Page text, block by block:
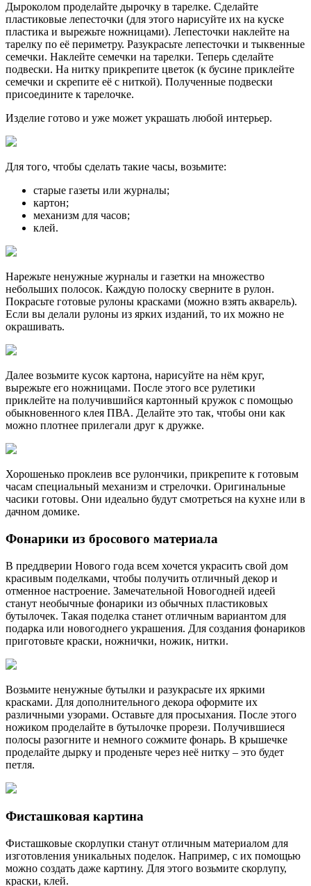
Дыроколом проделайте дырочку в тарелке. Сделайте
пластиковые лепесточки (для этого нарисуйте их на куске
пластика и вырежьте ножницами). Лепесточки наклейте на
тарелку по её периметру. Разукрасьте лепесточки и тыквенные
семечки. Наклейте семечки на тарелки. Теперь сделайте
подвески. На нитку прикрепите цветок (к бусине приклейте
семечки и скрепите её с ниткой). Полученные подвески
присоедините к тарелочке.
Изделие готово и уже может украшать любой интерьер.
Для того, чтобы сделать такие часы, возьмите:
старые газеты или журналы;
картон;
механизм для часов;
клей.
Нарежьте ненужные журналы и газетки на множество
небольших полосок. Каждую полоску сверните в рулон.
Покрасьте готовые рулоны красками (можно взять акварель).
Если вы делали рулоны из ярких изданий, то их можно не
окрашивать.
Далее возьмите кусок картона, нарисуйте на нём круг,
вырежьте его ножницами. После этого все рулетики
приклейте на получившийся картонный кружок с помощью
обыкновенного клея ПВА. Делайте это так, чтобы они как
можно плотнее прилегали друг к дружке.
Хорошенько проклеив все рулончики, прикрепите к готовым
часам специальный механизм и стрелочки. Оригинальные
часики готовы. Они идеально будут смотреться на кухне или в
дачном домике.
Фонарики из бросового материала
В преддверии Нового года всем хочется украсить свой дом
красивым поделками, чтобы получить отличный декор и
отменное настроение. Замечательной Новогодней идеей
станут необычные фонарики из обычных пластиковых
бутылочек. Такая поделка станет отличным вариантом для
подарка или новогоднего украшения. Для создания фонариков
приготовьте краски, ножнички, ножик, нитки.
Возьмите ненужные бутылки и разукрасьте их яркими
красками. Для дополнительного декора оформите их
различными узорами. Оставьте для просыхания. После этого
ножиком проделайте в бутылочке прорези. Получившиеся
полосы разогните и немного сожмите фонарь. В крышечке
проделайте дырку и проденьте через неё нитку – это будет
петля.
Фисташковая картина
Фисташковые скорлупки станут отличным материалом для
изготовления уникальных поделок. Например, с их помощью
можно создать даже картину. Для этого возьмите скорлупу,
краски, клей.